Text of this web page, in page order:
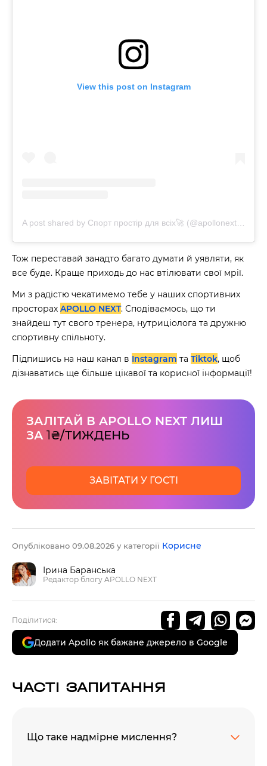
View this post on Instagram
Тож переставай занадто багато думати й уявляти, як
все буде. Краще приходь до нас втілювати свої мрії.
Ми з радістю чекатимемо тебе у наших спортивних
просторах APOLLO NEXT. Сподіваємось, що ти
знайдеш тут свого тренера, нутриціолога та дружню
спортивну спільноту.
Підпишись на наш канал в Instagram та Tiktok, щоб
дізнаватись ще більше цікавої та корисної інформації!
ЗАЛІТАЙ В APOLLO NEXT ЛИШ
ЗА 1₴/ТИЖДЕНЬ
ЗАВІТАТИ У ГОСТІ
Опубліковано 09.08.2026 у категорії Корисне
Ірина Баранська
Редактор блогу APOLLO NEXT
Поділитися:
Додати Apollo як бажане джерело в Google
ЧАСТІ ЗАПИТАННЯ
Що таке надмірне мислення?